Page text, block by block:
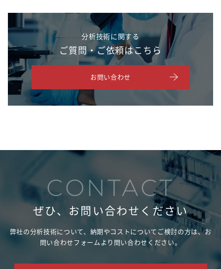
分析技術に関する
ご質問・ご依頼はこちら
お問い合わせ
CONTACT
ぜひ、お問い合わせください
弊社の分析技術について、納期やコストについてご検討の方は、 お
問い合わせフォームより問い合わせください。